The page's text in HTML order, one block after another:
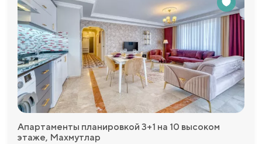
Апартаменты планировкой 3+1 на 10 высоком
этаже, Махмутлар